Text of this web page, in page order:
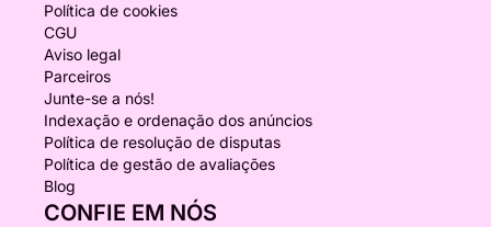
Política de cookies
CGU
Aviso legal
Parceiros
Junte-se a nós!
Indexação e ordenação dos anúncios
Política de resolução de disputas
Política de gestão de avaliações
Blog
CONFIE EM NÓS